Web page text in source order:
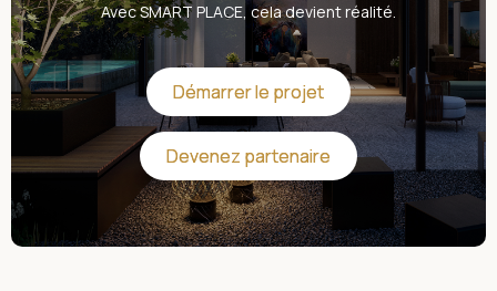
Avec SMART PLACE, cela devient réalité.
Démarrer le projet
Démarrer le projet
Devenez partenaire
Devenez partenaire